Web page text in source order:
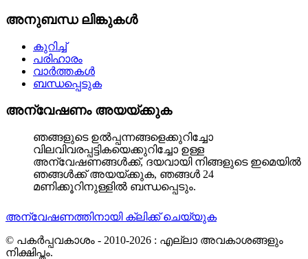
അനുബന്ധ ലിങ്കുകൾ
കുറിച്ച്
പരിഹാരം
വാർത്തകൾ
ബന്ധപ്പെടുക
അന്വേഷണം അയയ്ക്കുക
ഞങ്ങളുടെ ഉൽപ്പന്നങ്ങളെക്കുറിച്ചോ
വിലവിവരപ്പട്ടികയെക്കുറിച്ചോ ഉള്ള
അന്വേഷണങ്ങൾക്ക്, ദയവായി നിങ്ങളുടെ ഇമെയിൽ
ഞങ്ങൾക്ക് അയയ്ക്കുക, ഞങ്ങൾ 24
മണിക്കൂറിനുള്ളിൽ ബന്ധപ്പെടും.
അന്വേഷണത്തിനായി ക്ലിക്ക് ചെയ്യുക
© പകർപ്പവകാശം - 2010-2026 : എല്ലാ അവകാശങ്ങളും
നിക്ഷിപ്തം.